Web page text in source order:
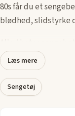
80s får du et
blødhed, slidstyrke
fabrik, hvor der er
perfektion. Den fine
bliver bedre med
søvnkomfort med
Læs mere
Sengetøj